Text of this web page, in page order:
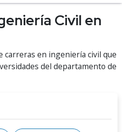
Civil en
carreras en ingeniería civil que
del departamento de